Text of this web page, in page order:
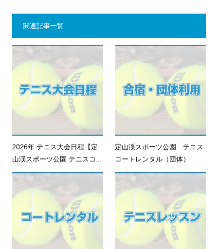
関連記事一覧
2026年 テニス大会日程【定
山渓スポーツ公園 テニスコ...
定山渓スポーツ公園 テニス
コートレンタル（団体）